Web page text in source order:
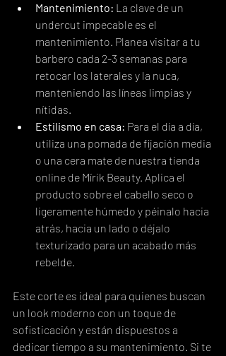
Mantenimiento: La clave de un
undercut impecable es el
mantenimiento. Planea visitar a tu
barbero cada 2-3 semanas para
retocar los laterales y la nuca,
manteniendo las líneas limpias y
nítidas.
Estilismo en casa: Para el día a día,
utiliza una pomada de fijación media
o una cera mate de nuestra tienda
online de Mírik Beauty. Aplica el
producto sobre el cabello seco o
ligeramente húmedo y péinalo hacia
atrás, hacia un lado o déjalo
texturizado para un acabado más
rebelde.
Este corte es ideal para quienes buscan
un look moderno con un toque de
sofisticación y están dispuestos a
dedicar tiempo a su mantenimiento. Si te